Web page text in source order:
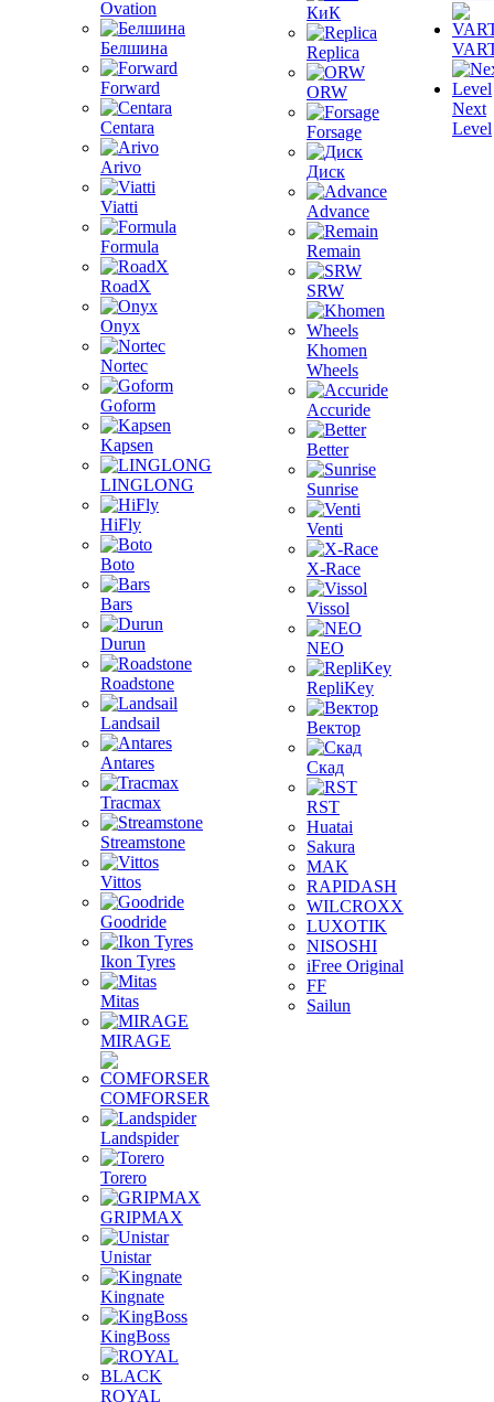
Ovation
Белшина
Forward
Centara
Arivo
Viatti
Formula
RoadX
Onyx
Nortec
Goform
Kapsen
LINGLONG
HiFly
Boto
Bars
Durun
Roadstone
Landsail
Antares
Tracmax
Streamstone
Vittos
Goodride
Ikon Tyres
Mitas
MIRAGE
COMFORSER
Landspider
Torero
GRIPMAX
Unistar
Kingnate
KingBoss
ROYAL
КиК
Replica
ORW
Forsage
Диск
Advance
Remain
SRW
Khomen
Wheels
Accuride
Better
Sunrise
Venti
X-Race
Vissol
NEO
RepliKey
Вектор
Скад
RST
Huatai
Sakura
MAK
RAPIDASH
WILCROXX
LUXOTIK
NISOSHI
iFree Original
FF
Sailun
Next
Level